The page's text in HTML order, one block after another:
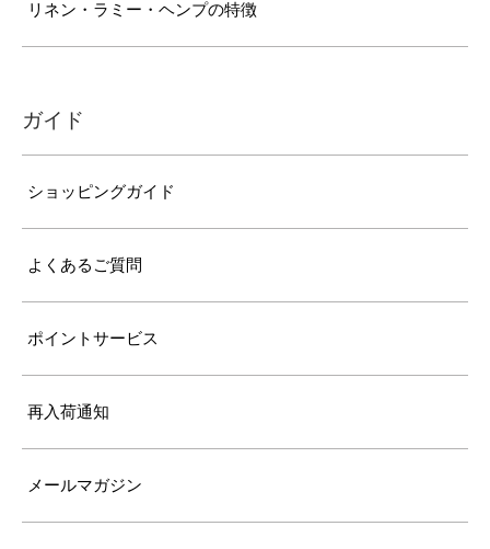
リネン・ラミー・ヘンプの特徴
ガイド
ショッピングガイド
よくあるご質問
ポイントサービス
再入荷通知
メールマガジン